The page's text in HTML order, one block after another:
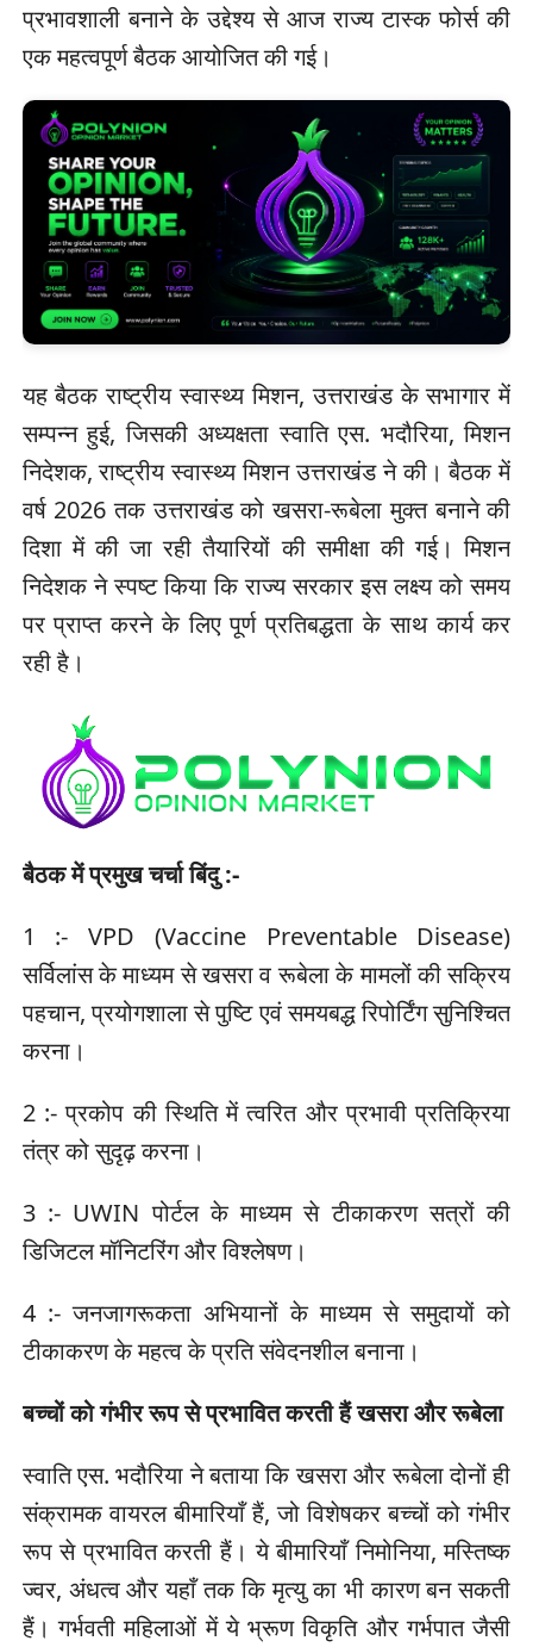
प्रभावशाली बनाने के उद्देश्य से आज राज्य टास्क फोर्स की
एक महत्वपूर्ण बैठक आयोजित की गई।
यह बैठक राष्ट्रीय स्वास्थ्य मिशन, उत्तराखंड के सभागार में
सम्पन्न हुई, जिसकी अध्यक्षता स्वाति एस. भदौरिया, मिशन
निदेशक, राष्ट्रीय स्वास्थ्य मिशन उत्तराखंड ने की। बैठक में
वर्ष 2026 तक उत्तराखंड को खसरा-रूबेला मुक्त बनाने की
दिशा में की जा रही तैयारियों की समीक्षा की गई। मिशन
निदेशक ने स्पष्ट किया कि राज्य सरकार इस लक्ष्य को समय
पर प्राप्त करने के लिए पूर्ण प्रतिबद्धता के साथ कार्य कर
रही है।
बैठक में प्रमुख चर्चा बिंदु :-
1 :- VPD (Vaccine Preventable Disease)
सर्विलांस के माध्यम से खसरा व रूबेला के मामलों की सक्रिय
पहचान, प्रयोगशाला से पुष्टि एवं समयबद्ध रिपोर्टिंग सुनिश्चित
करना।
2 :- प्रकोप की स्थिति में त्वरित और प्रभावी प्रतिक्रिया
तंत्र को सुदृढ़ करना।
3 :- UWIN पोर्टल के माध्यम से टीकाकरण सत्रों की
डिजिटल मॉनिटरिंग और विश्लेषण।
4 :- जनजागरूकता अभियानों के माध्यम से समुदायों को
टीकाकरण के महत्व के प्रति संवेदनशील बनाना।
बच्चों को गंभीर रूप से प्रभावित करती हैं खसरा और रूबेला
स्वाति एस. भदौरिया ने बताया कि खसरा और रूबेला दोनों ही
संक्रामक वायरल बीमारियाँ हैं, जो विशेषकर बच्चों को गंभीर
रूप से प्रभावित करती हैं। ये बीमारियाँ निमोनिया, मस्तिष्क
ज्वर, अंधत्व और यहाँ तक कि मृत्यु का भी कारण बन सकती
हैं। गर्भवती महिलाओं में ये भ्रूण विकृति और गर्भपात जैसी